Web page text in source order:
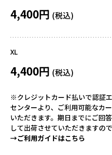
4,400円
XL
4,400円
※クレジットカード払いで認証
センターより、ご利用可能なカ
いただきます。期日までにご回
して出荷させていただきますの
→ご利用ガイドはこちら